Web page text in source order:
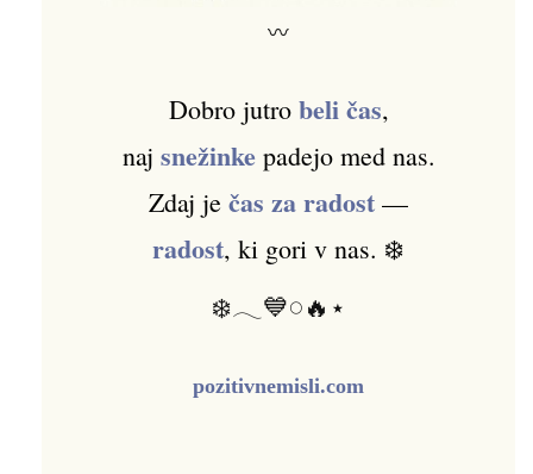
〰
Dobro jutro beli čas,
naj snežinkepadejo med nas.
Zdaj je čas za radost —
radost, ki gori v nas. ❄️
❄️𓂃💙𓏸🔥⋆
pozitivnemisli.com